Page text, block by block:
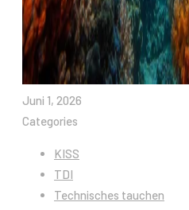
Juni 1, 2026
Categories
KISS
TDI
Technisches tauchen